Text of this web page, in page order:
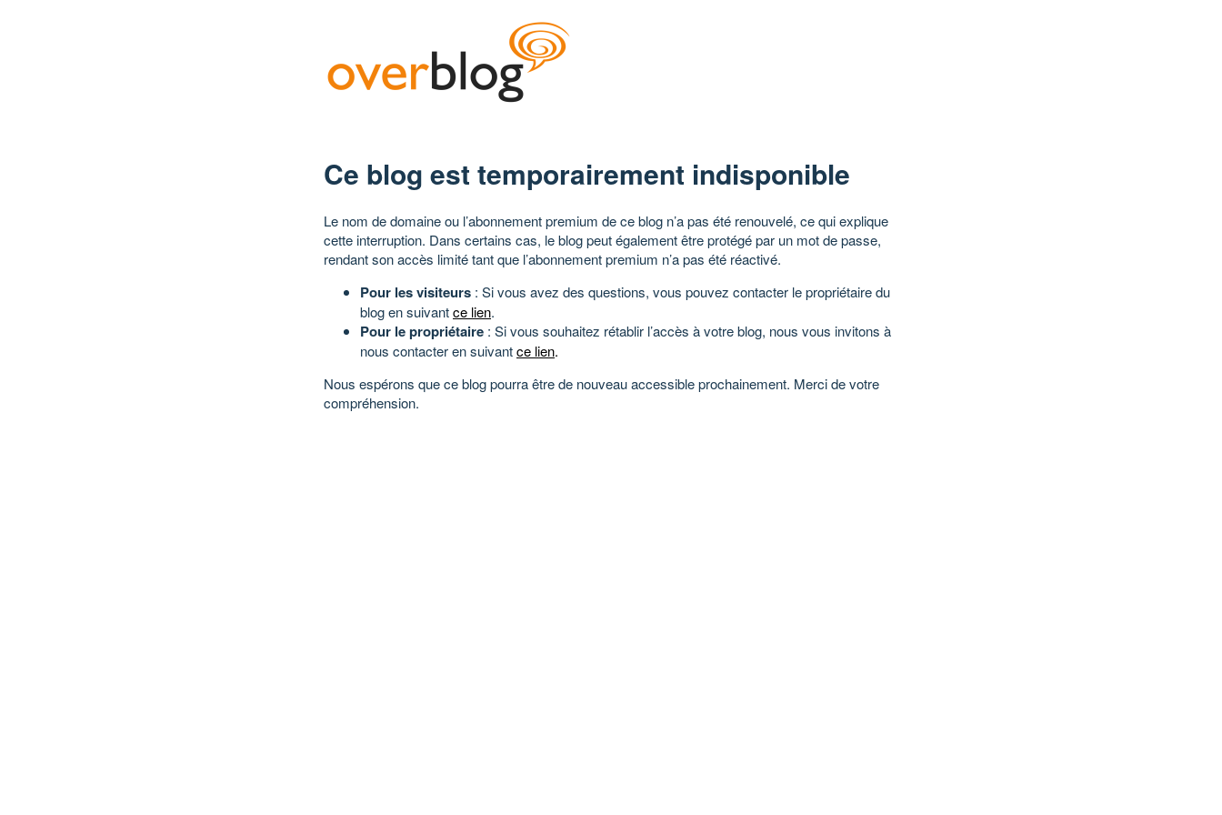
Ce blog est temporairement indisponible
Le nom de domaine ou l’abonnement premium de ce blog n’a pas été renouvelé, ce qui explique
cette interruption. Dans certains cas, le blog peut également être protégé par un mot de passe,
rendant son accès limité tant que l’abonnement premium n’a pas été réactivé.
Pour les visiteurs : Si vous avez des questions, vous pouvez contacter le propriétaire du
blog en suivantce lien.
Pour le propriétaire : Si vous souhaitez rétablir l’accès à votre blog, nous vous invitons à
nous contacter en suivantce lien.
Nous espérons que ce blog pourra être de nouveau accessible prochainement. Merci de votre
compréhension.